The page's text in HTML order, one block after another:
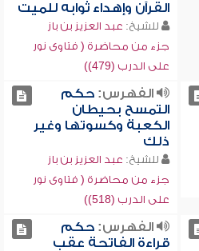
القرآن وإهداء ثوابه للميت
للشيخ: عبد العزيز بن باز
جزء من محاضرة ( فتاوى نور
على الدرب (479))
الفهرس:حكم
التمسح بحيطان
الكعبة وكسوتها وغير
ذلك
للشيخ: عبد العزيز بن باز
جزء من محاضرة ( فتاوى نور
على الدرب (518))
الفهرس:حكم
قراءة الفاتحة عقب